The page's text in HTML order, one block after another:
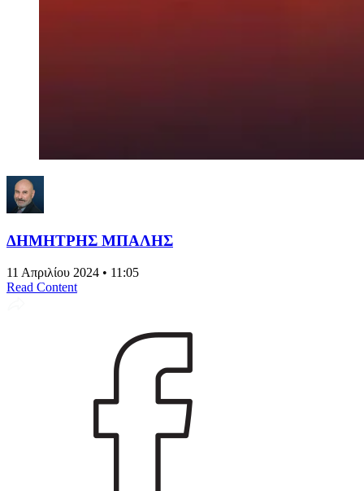
ΔΗΜΗΤΡΗΣ ΜΠΑΛΗΣ
11 Απριλίου 2024 • 11:05
Read Content